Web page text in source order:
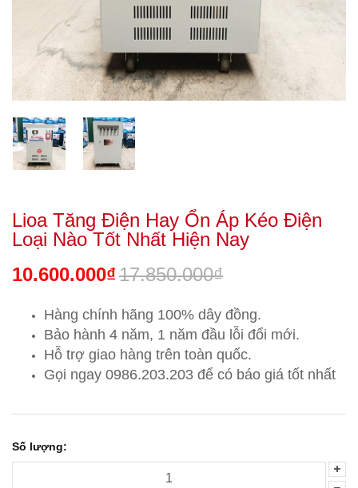
Lioa Tăng Điện Hay Ổn Áp Kéo Điện
Loại Nào Tốt Nhất Hiện Nay
10.600.000₫17.850.000₫
Hàng chính hãng 100% dây đồng.
Bảo hành 4 năm, 1 năm đầu lỗi đổi mới.
Hỗ trợ giao hàng trên toàn quốc.
Gọi ngay 0986.203.203 để có báo giá tốt nhất
Số lượng: